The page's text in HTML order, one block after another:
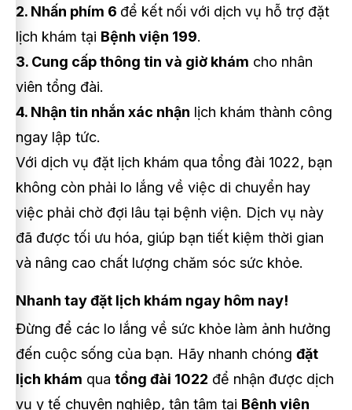
2. Nhấn phím 6 để kết nối với dịch vụ hỗ trợ đặt
lịch khám tại Bệnh viện 199.
3. Cung cấp thông tin và giờ khám cho nhân
viên tổng đài.
4. Nhận tin nhắn xác nhận lịch khám thành công
ngay lập tức.
Với dịch vụ đặt lịch khám qua tổng đài 1022, bạn
không còn phải lo lắng về việc di chuyển hay
việc phải chờ đợi lâu tại bệnh viện. Dịch vụ này
đã được tối ưu hóa, giúp bạn tiết kiệm thời gian
và nâng cao chất lượng chăm sóc sức khỏe.
Nhanh tay đặt lịch khám ngay hôm nay!
Đừng để các lo lắng về sức khỏe làm ảnh hưởng
đến cuộc sống của bạn. Hãy nhanh chóng đặt
lịch khám qua tổng đài 1022 để nhận được dịch
vụ y tế chuyên nghiệp, tận tâm tại Bệnh viện